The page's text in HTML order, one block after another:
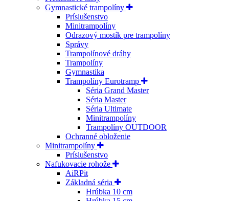
Gymnastické trampolíny
Príslušenstvo
Minitrampolíny
Odrazový mostík pre trampolíny
Správy
Trampolínové dráhy
Trampolíny
Gymnastika
Trampolíny Eurotramp
Séria Grand Master
Séria Master
Séria Ultimate
Minitrampolíny
Trampolíny OUTDOOR
Ochranné obloženie
Minitrampolíny
Príslušenstvo
Nafukovacie rohože
AiRPit
Základná séria
Hrúbka 10 cm